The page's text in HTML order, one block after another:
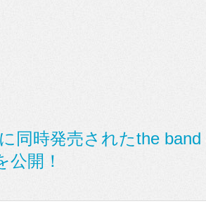
同時発売されたthe band
開！